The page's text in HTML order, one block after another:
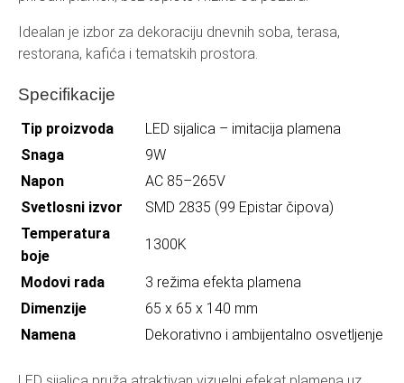
Idealan je izbor za dekoraciju dnevnih soba, terasa,
restorana, kafića i tematskih prostora.
Specifikacije
Tip proizvoda
LED sijalica – imitacija plamena
Snaga
9W
Napon
AC 85–265V
Svetlosni izvor
SMD 2835 (99 Epistar čipova)
Temperatura
boje
1300K
Modovi rada
3 režima efekta plamena
Dimenzije
65 x 65 x 140 mm
Namena
Dekorativno i ambijentalno osvetljenje